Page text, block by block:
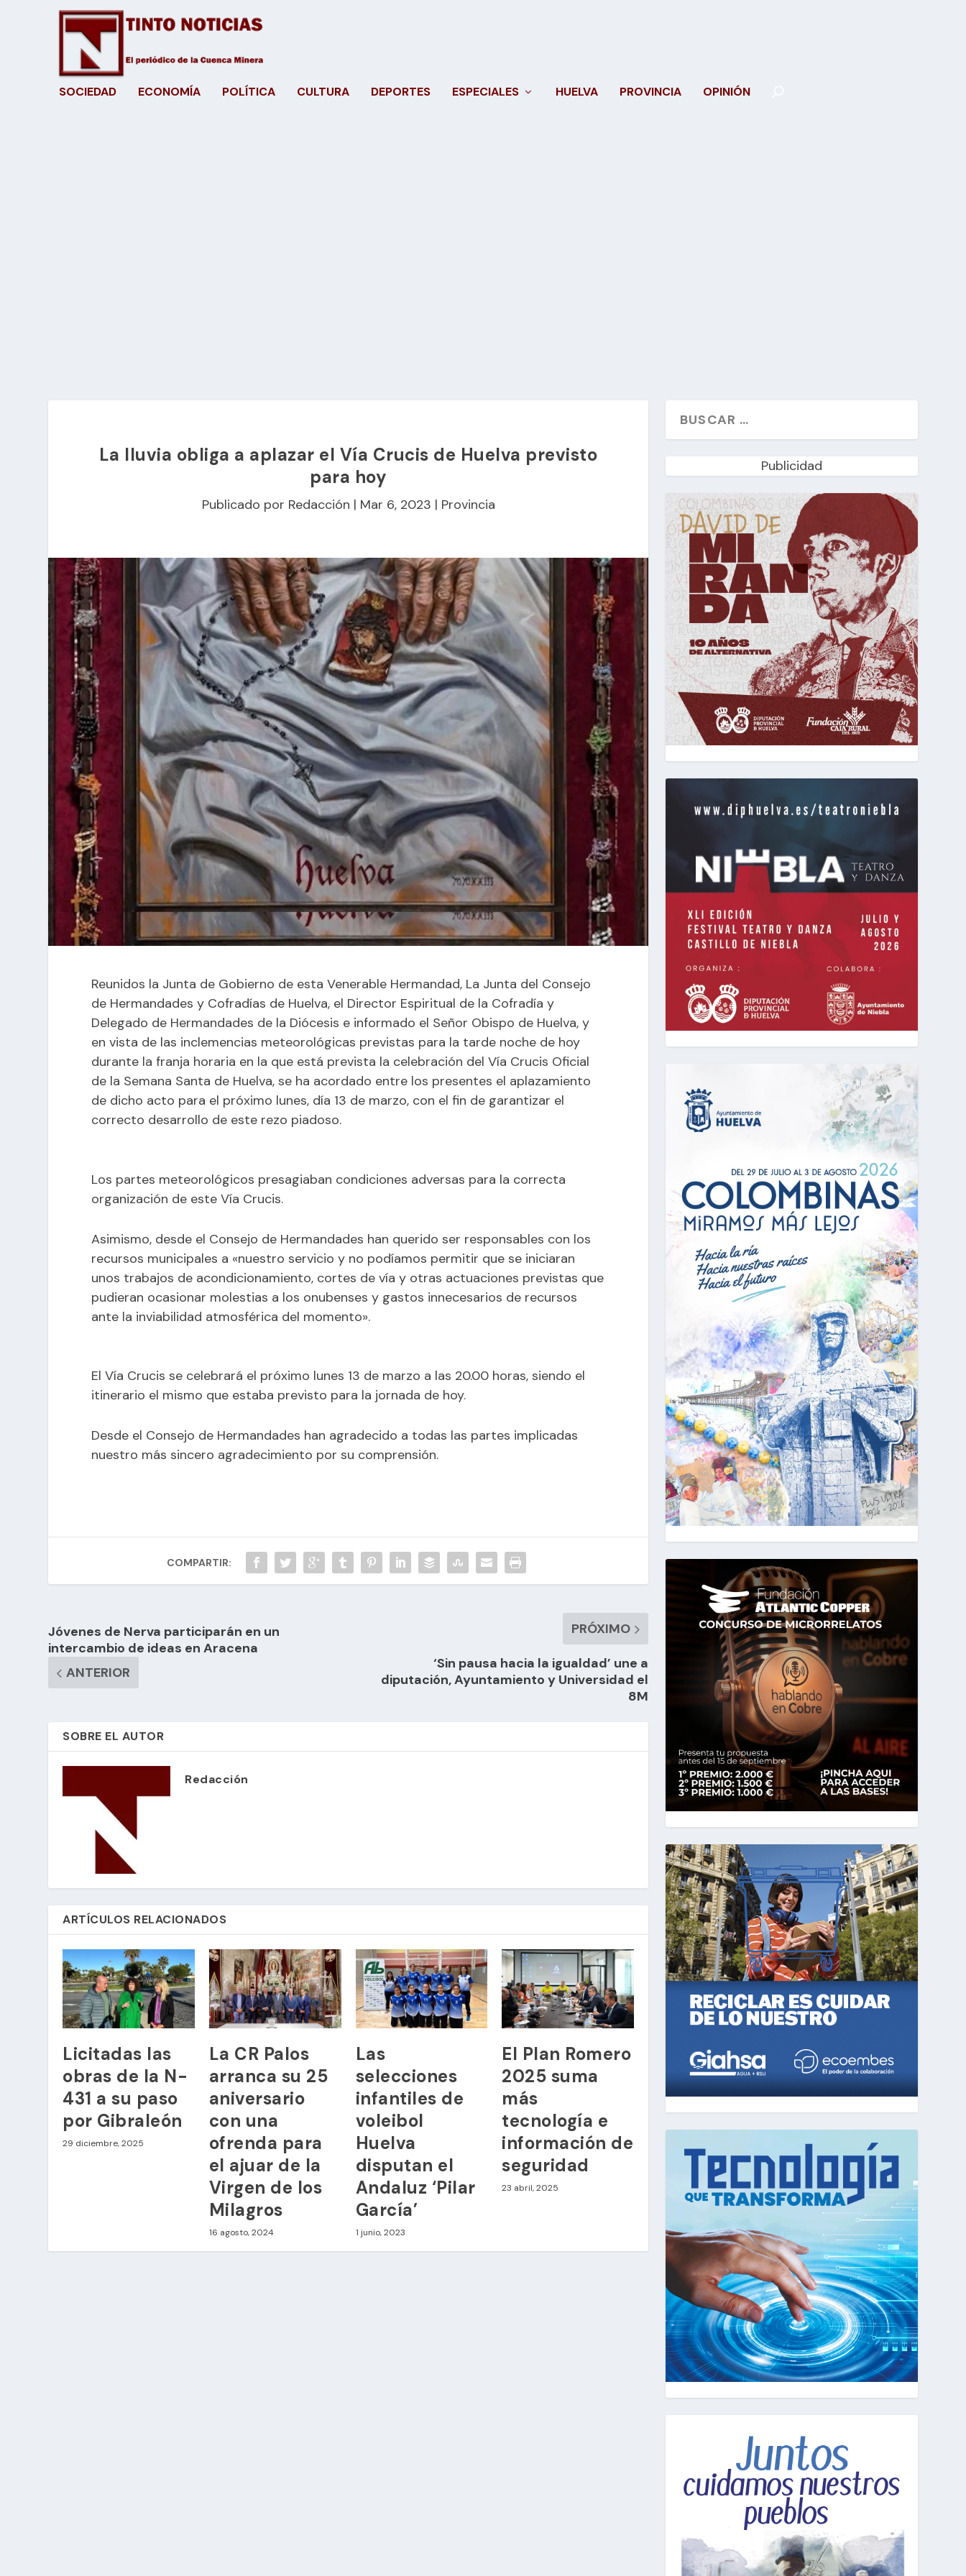
SOCIEDAD ECONOMÍA POLÍTICA CULTURA DEPORTES ESPECIALES HUELVA PROVINCIA OPINIÓN
La lluvia obliga a aplazar el Vía Crucis de Huelva previsto
para hoy
Publicado por Redacción | Mar 6, 2023 | Provincia
Reunidos la Junta de Gobierno de esta Venerable Hermandad, La Junta del Consejo
de Hermandades y Cofradías de Huelva, el Director Espiritual de la Cofradía y
Delegado de Hermandades de la Diócesis e informado el Señor Obispo de Huelva, y
en vista de las inclemencias meteorológicas previstas para la tarde noche de hoy
durante la franja horaria en la que está prevista la celebración del Vía Crucis Oficial
de la Semana Santa de Huelva, se ha acordado entre los presentes el aplazamiento
de dicho acto para el próximo lunes, día 13 de marzo, con el fin de garantizar el
correcto desarrollo de este rezo piadoso.
Los partes meteorológicos presagiaban condiciones adversas para la correcta
organización de este Vía Crucis.
Asimismo, desde el Consejo de Hermandades han querido ser responsables con los
recursos municipales a «nuestro servicio y no podíamos permitir que se iniciaran
unos trabajos de acondicionamiento, cortes de vía y otras actuaciones previstas que
pudieran ocasionar molestias a los onubenses y gastos innecesarios de recursos
ante la inviabilidad atmosférica del momento».
El Vía Crucis se celebrará el próximo lunes 13 de marzo a las 20.00 horas, siendo el
itinerario el mismo que estaba previsto para la jornada de hoy.
Desde el Consejo de Hermandades han agradecido a todas las partes implicadas
nuestro más sincero agradecimiento por su comprensión.
COMPARTIR:
Jóvenes de Nerva participarán en un
intercambio de ideas en Aracena
ANTERIOR
PRÓXIMO
‘Sin pausa hacia la igualdad’ une a
diputación, Ayuntamiento y Universidad el
8M
SOBRE EL AUTOR
Redacción
ARTÍCULOS RELACIONADOS
Licitadas las
obras de la N-
431 a su paso
por Gibraleón
29 diciembre, 2025
La CR Palos
arranca su 25
aniversario
con una
ofrenda para
el ajuar de la
Virgen de los
Milagros
16 agosto, 2024
Las
selecciones
infantiles de
voleibol
Huelva
disputan el
Andaluz ‘Pilar
García’
1 junio, 2023
El Plan Romero
2025 suma
más
tecnología e
información de
seguridad
23 abril, 2025
Publicidad